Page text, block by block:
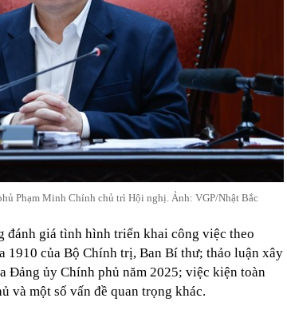
Phạm Minh Chính chủ trì Hội nghị. Ảnh: VGP/Nhật Bắc
đánh giá tình hình triển khai công việc theo
của Bộ Chính trị, Ban Bí thư; thảo luận xây
Đảng ủy Chính phủ năm 2025; việc kiện toàn
và một số vấn đề quan trọng khác.